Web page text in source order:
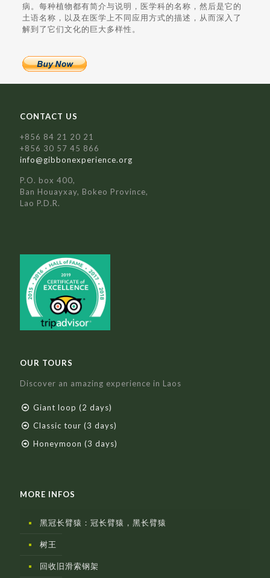
病。每种植物都有简介与说明，医学科的名称，然后是它的
土语名称，以及在医学上不同应用方式的描述，从而深入了
解到了它们文化的巨大多样性。
CONTACT US
+856 84 21 20 21
+856 30 57 45 866
info@gibbonexperience.org
P.O. box 400,
Ban Houayxay, Bokeo Province,
Lao P.D.R.
OUR TOURS
Discover an amazing experience in Laos
Giant loop (2 days)
Classic tour (3 days)
Honeymoon (3 days)
MORE INFOS
黑冠长臂猿：冠长臂猿，黑长臂猿
树王
回收旧滑索钢架